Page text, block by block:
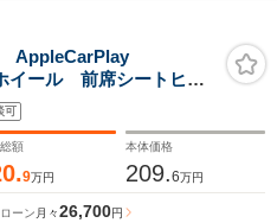
AppleCarPlay
ール 前席シートヒー
式ルームミラー LED
スランプ オートヘッ
可
額
9万円
本体価格
209.6万円
ーン 月々26,700円